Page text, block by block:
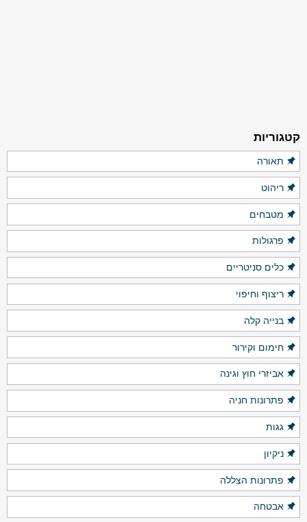
קטגוריות
תאורה
ריהוט
מטבחים
פרגולות
כלים סניטריים
ריצוף וחיפוי
בנייה קלה
חימום וקירור
אביזרי חוץ וגינה
פתרונות חניה
גגות
ניקיון
פתרונות הצללה
אבטחה